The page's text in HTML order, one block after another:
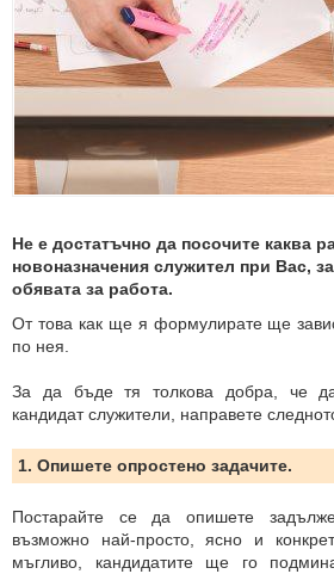
Не е достатъчно да посочите каква
новоназначения служител при Вас,
обявата за работа.
От това как ще я формулирате ще
по нея.
За да бъде тя толкова добра, че да
кандидат служители, направете
1. Опишете опростено задачите.
Постарайте се да опишете
възможно най-просто, ясно и
мъгливо, кандидатите ще го